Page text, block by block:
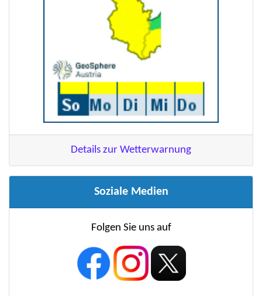
Details zur Wetterwarnung
Soziale Medien
Folgen Sie uns auf